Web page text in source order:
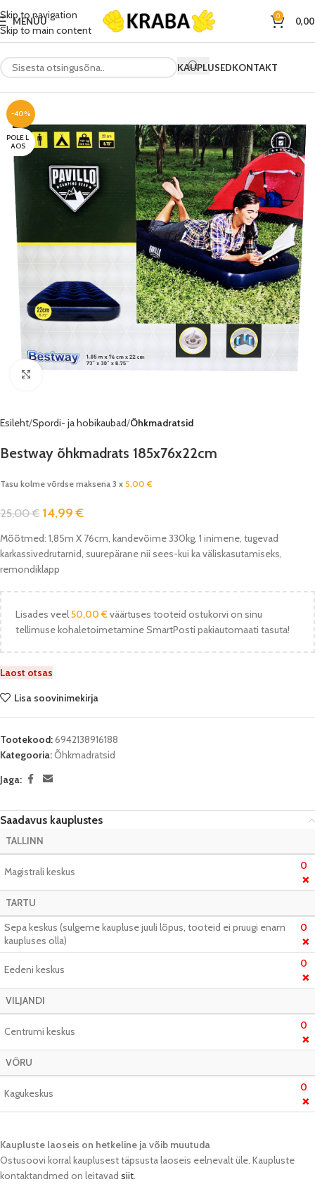
Skip to navigation
Skip to main content
MENÜÜ 0
KAUPLUSEDKONTAKT
-40%
POLE L
AOS
Esileht Spordi- ja hobikaubad Õhkmadratsid
Bestway õhkmadrats 185x76x22cm
Tasu kolme võrdse maksena 3 x 5,00€
25,00€ 14,99€
Mõõtmed: 1,85m X 76cm, kandevõime 330kg, 1 inimene, tugevad
karkassivedrutarnid, suurepärane nii sees-kui ka väliskasutamiseks,
remondiklapp
Lisades veel50,00 €väärtuses tooteid ostukorvi on sinu
tellimuse kohaletoimetamine SmartPosti pakiautomaati tasuta!
Laost otsas
Lisa soovinimekirja
Tootekood:6942138916188
Kategooria:Õhkmadratsid
Jaga:
Saadavus kauplustes
TALLINN
Magistrali keskus 0
❌
TARTU
Sepa keskus (sulgeme kaupluse juuli lõpus, tooteid ei pruugi enam
kaupluses olla)
0
❌
Eedeni keskus 0
❌
VILJANDI
Centrumi keskus 0
❌
VÕRU
Kagukeskus 0
❌
Kaupluste laoseis on hetkeline ja võib muutuda​
Ostusoovi korral kauplusest täpsusta laoseis eelnevalt üle. Kaupluste
kontaktandmed on leitavad siit.